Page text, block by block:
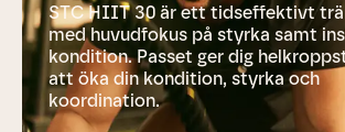
STC HIIT 30 är ett tidseffektivt
med huvudfokus på styrka samt
kondition. Passet ger dig
att öka din kondition, styrka och
koordination.